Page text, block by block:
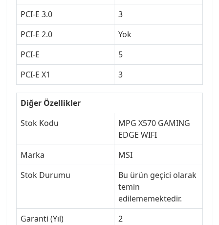
PCI-E 3.0
3
PCI-E 2.0
Yok
PCI-E
5
PCI-E X1
3
Diğer Özellikler
Stok Kodu
MPG X570 GAMING
EDGE WIFI
Marka
MSI
Stok Durumu
Bu ürün geçici olarak
temin
edilememektedir.
Garanti (Yıl)
2